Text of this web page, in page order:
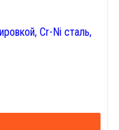
Cr-Ni сталь,